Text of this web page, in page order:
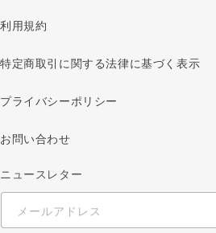
利用規約
特定商取引に関する法律に基づく表示
プライバシーポリシー
お問い合わせ
ニュースレター
メールアドレス